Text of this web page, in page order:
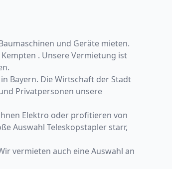
und Geräte mieten.
. Unsere Vermietung ist
Bayern. Die Wirtschaft der Stadt
Privatpersonen unsere
Elektro oder profitieren von
Auswahl Teleskopstapler starr,
vermieten auch eine Auswahl an